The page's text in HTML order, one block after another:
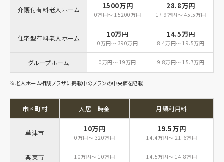
介護付有料老人ホーム 1500万円
0万円～ 15200万円
28.8万円
17.9万円～ 45.5万円
住宅型有料老人ホーム 10万円
0万円～ 390万円
14.5万円
8.4万円～ 19.5万円
グループホーム 0万円～ 19万円 9.8万円～ 15.7万円
※老人ホーム相談プラザに掲載中のプランの中央値を記載
市区町村 入居一時金 月額利用料
草津市 10万円
0万円～ 320万円
19.5万円
14.4万円～ 21.6万円
栗東市 10万円～ 10万円 14.5万円～ 14.8万円